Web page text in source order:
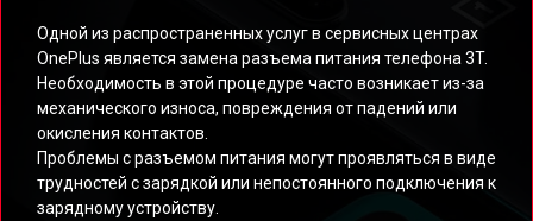
Одной из распространенных услуг в сервисных центрах
OnePlus является замена разъема питания телефона 3T.
Необходимость в этой процедуре часто возникает из-за
механического износа, повреждения от падений или
окисления контактов.
Проблемы с разъемом питания могут проявляться в виде
трудностей с зарядкой или непостоянного подключения к
зарядному устройству.